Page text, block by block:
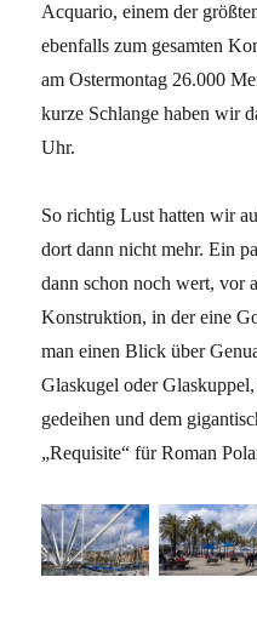
Acquario, einem der
ebenfalls zum gesamten
am Ostermontag 26.000
kurze Schlange haben wir
Uhr.
So richtig Lust hatten wir
dort dann nicht mehr. Ein
dann schon noch wert, vor
Konstruktion, in der eine
man einen Blick über
Glaskugel oder
gedeihen und dem
„Requisite“ für Roman